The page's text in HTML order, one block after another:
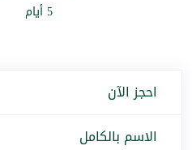
5 أيام
احجز الآن
الاسم بالكامل